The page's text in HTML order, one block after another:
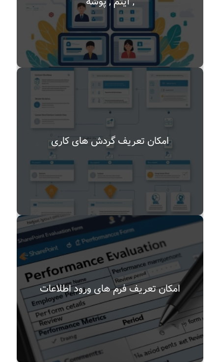
امکان تعریف گردش های کاری
امکان تعریف فرم های ورود اطلاعات